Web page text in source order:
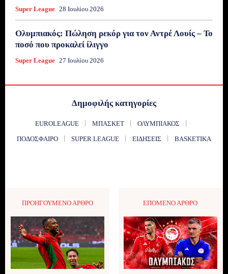
Super League 28 Ιουλίου 2026
Ολυμπιακός: Πώληση ρεκόρ για τον Αντρέ Λουίς – Το
ποσό που προκαλεί ίλιγγο
Super League 27 Ιουλίου 2026
Δημοφιλής κατηγορίες
EUROLEAGUE ΜΠΆΣΚΕΤ
ΟΛΥΜΠΙΑΚΌΣ
ΠΟΔΌΣΦΑΙΡΟ
SUPER LEAGUE ΕΙΔΉΣΕΙΣ BASKETIKA
ΠΡΟΗΓΟΎΜΕΝΟ ΆΡΘΡΟ ΕΠΌΜΕΝΟ ΆΡΘΡΟ